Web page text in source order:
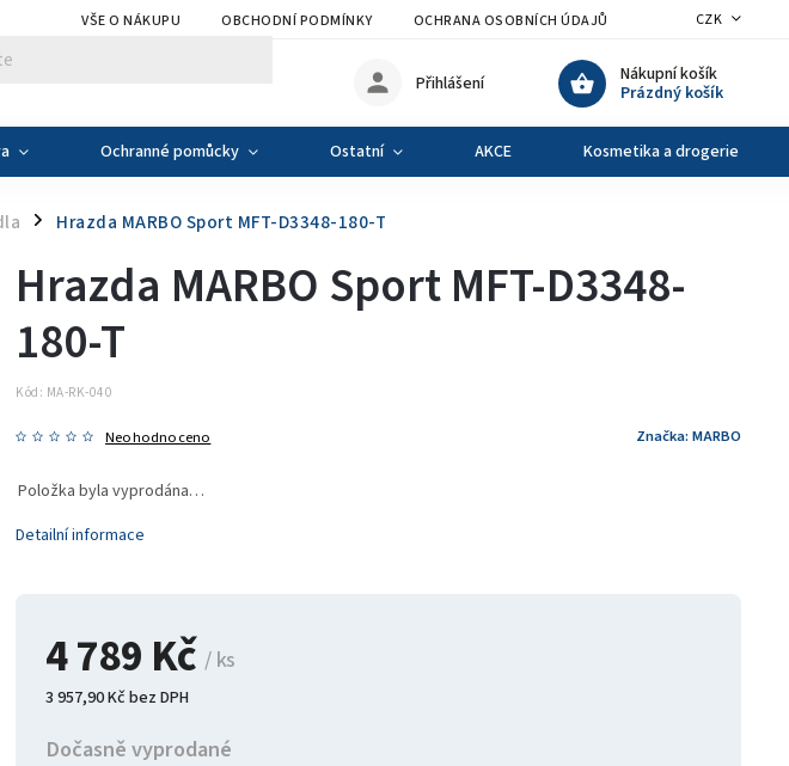
VŠE O NÁKUPU OBCHODNÍ PODMÍNKY OCHRANA OSOBNÍCH ÚDAJŮ VÝMĚNA A VRÁCENÍ
CZK
Nákupní košík
Prázdný košík
Přihlášení
Ochranné pomůcky Ostatní AKCE Kosmetika a drogerie
/ Hrazda MARBO Sport MFT-D3348-180-T
4 789 Kč/ ks
3 957,90 Kč bez DPH
Dočasně vyprodané
Hrazda MARBO Sport MFT-D3348-
180-T
Kód: MA-RK-040
Neohodnoceno Značka: MARBO
Položka byla vyprodána…
Detailní informace